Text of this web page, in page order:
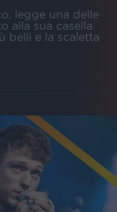
legge una delle
alla sua casella
belli e la scaletta